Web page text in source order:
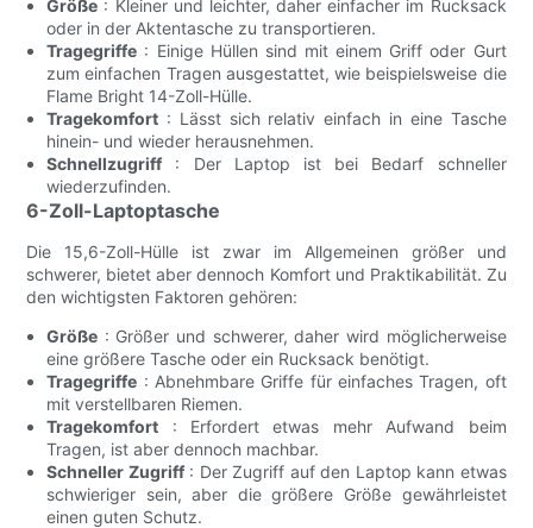
Größe : Kleiner und leichter, daher einfacher im Rucksack
oder in der Aktentasche zu transportieren.
Tragegriffe : Einige Hüllen sind mit einem Griff oder Gurt
zum einfachen Tragen ausgestattet, wie beispielsweise die
Flame Bright 14-Zoll-Hülle.
Tragekomfort : Lässt sich relativ einfach in eine Tasche
hinein- und wieder herausnehmen.
Schnellzugriff : Der Laptop ist bei Bedarf schneller
wiederzufinden.
6-Zoll-Laptoptasche
Die 15,6-Zoll-Hülle ist zwar im Allgemeinen größer und
schwerer, bietet aber dennoch Komfort und Praktikabilität. Zu
den wichtigsten Faktoren gehören:
Größe : Größer und schwerer, daher wird möglicherweise
eine größere Tasche oder ein Rucksack benötigt.
Tragegriffe : Abnehmbare Griffe für einfaches Tragen, oft
mit verstellbaren Riemen.
Tragekomfort : Erfordert etwas mehr Aufwand beim
Tragen, ist aber dennoch machbar.
Schneller Zugriff: Der Zugriff auf den Laptop kann etwas
schwieriger sein, aber die größere Größe gewährleistet
einen guten Schutz.